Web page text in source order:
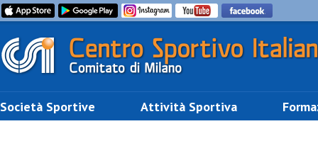
Società Sportive Attività Sportiva